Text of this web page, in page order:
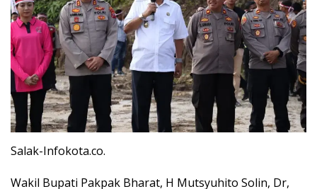
Salak-Infokota.co.
Wakil Bupati Pakpak Bharat, H Mutsyuhito Solin, Dr,